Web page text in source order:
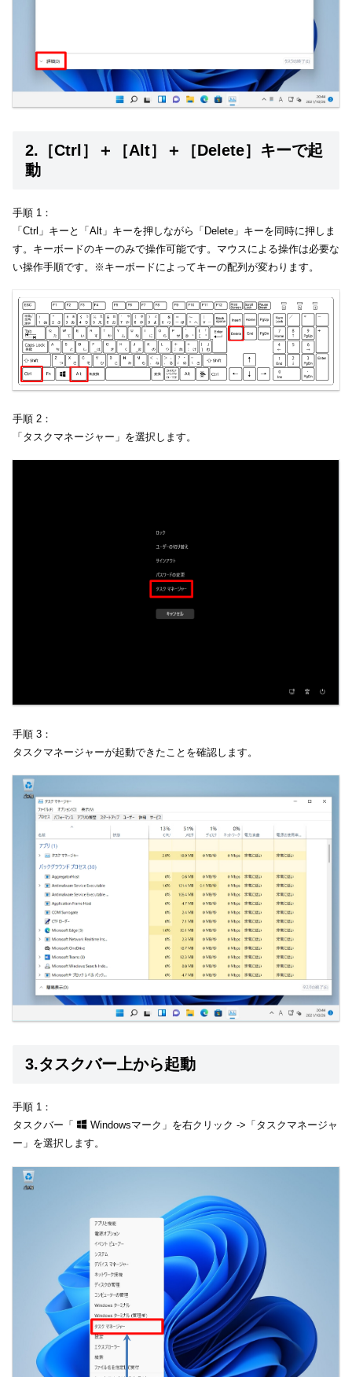
2.［Ctrl］＋［Alt］＋［Delete］キーで起
動
手順 1：
「Ctrl」キーと「Alt」キーを押しながら「Delete」キーを同時に押しま
す。キーボードのキーのみで操作可能です。マウスによる操作は必要な
い操作手順です。※キーボードによってキーの配列が変わります。
手順 2：
「タスクマネージャー」を選択します。
手順 3：
タスクマネージャーが起動できたことを確認します。
3.タスクバー上から起動
手順 1：
タスクバー「
Windowsマーク」を右クリック ->「タスクマネージャ
ー」を選択します。